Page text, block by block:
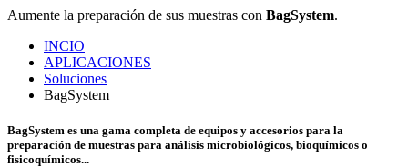
Aumente la preparación de sus muestras con BagSystem.
INCIO
APLICACIONES
Soluciones
BagSystem
BagSystem es una gama completa de equipos y accesorios para la
preparación de muestras para análisis microbiológicos, bioquímicos o
fisicoquímicos...